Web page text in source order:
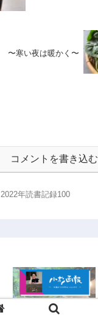
〜寒い夜は暖かく〜
コメントを書き込む
2022年読書記録100
© 2021 .